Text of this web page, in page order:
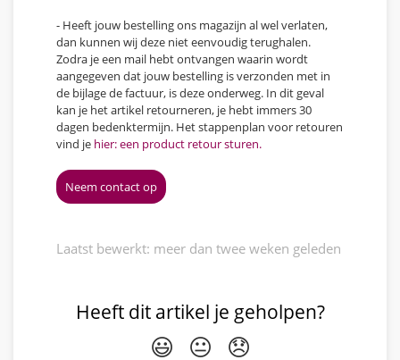
- Heeft jouw bestelling ons magazijn al wel verlaten,
dan kunnen wij deze niet eenvoudig terughalen.
Zodra je een mail hebt ontvangen waarin wordt
aangegeven dat jouw bestelling is verzonden met in
de bijlage de factuur, is deze onderweg. In dit geval
kan je het artikel retourneren, je hebt immers 30
dagen bedenktermijn. Het stappenplan voor retouren
vind je hier: een product retour sturen.
Neem contact op
Laatst bewerkt: meer dan twee weken geleden
Heeft dit artikel je geholpen?
😃 😐 😞